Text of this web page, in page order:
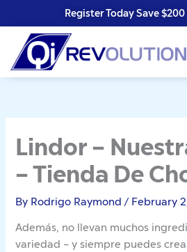
to
content
Register Today Save
Lindor –
– Tienda De
By Rodrigo Raymond/ February
Además, no llevan muchos
variedad – y siempre puedes